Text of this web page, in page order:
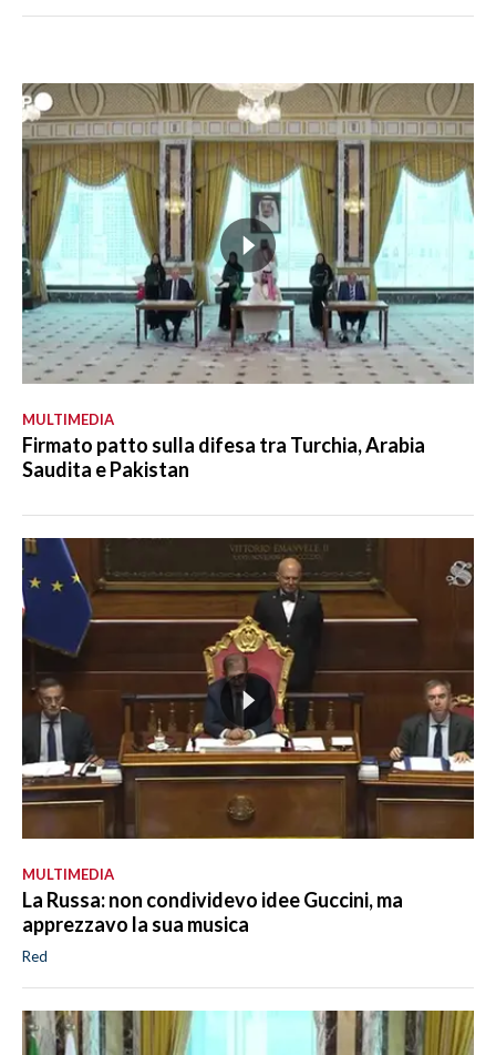
MULTIMEDIA
Firmato patto sulla difesa tra Turchia, Arabia
Saudita e Pakistan
MULTIMEDIA
La Russa: non condividevo idee Guccini, ma
apprezzavo la sua musica
Red